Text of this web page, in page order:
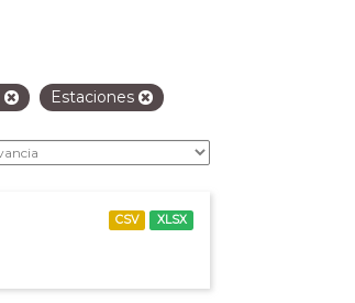
Estaciones
CSV XLSX